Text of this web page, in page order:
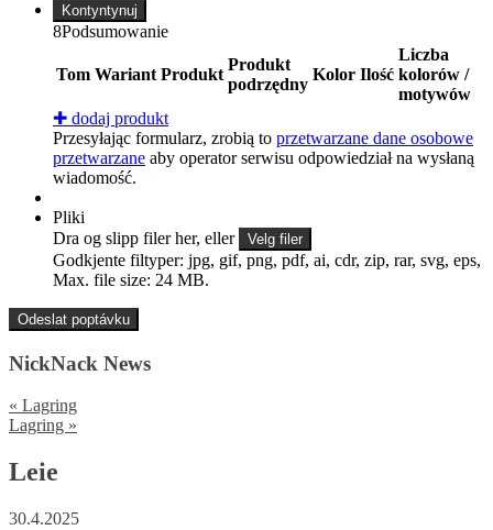
Kontyntynuj
8Podsumowanie
Tom Wariant Produkt
Produkt
podrzędny
Kolor Ilość
Liczba
kolorów /
motywów
✚ dodaj produkt
Przesyłając formularz, zrobią to przetwarzane dane osobowe
przetwarzane aby operator serwisu odpowiedział na wysłaną
wiadomość.
Pliki
Dra og slipp filer her, eller
Velg filer
Godkjente filtyper: jpg, gif, png, pdf, ai, cdr, zip, rar, svg, eps,
Max. file size: 24 MB.
NickNack News
« Lagring
Lagring »
Leie
30.4.2025